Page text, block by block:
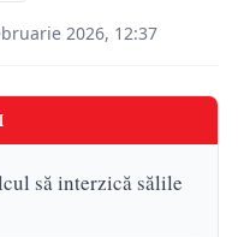
2026, 12:37
să interzică sălile